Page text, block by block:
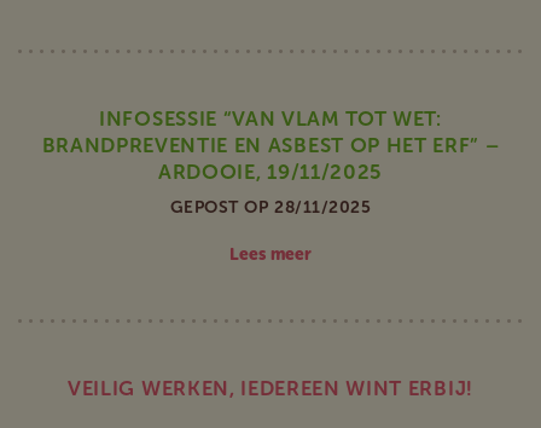
INFOSESSIE “VAN VLAM TOT WET:
BRANDPREVENTIE EN ASBEST OP HET ERF” –
ARDOOIE, 19/11/2025
GEPOST OP 28/11/2025
Lees meer
VEILIG WERKEN, IEDEREEN WINT ERBIJ!